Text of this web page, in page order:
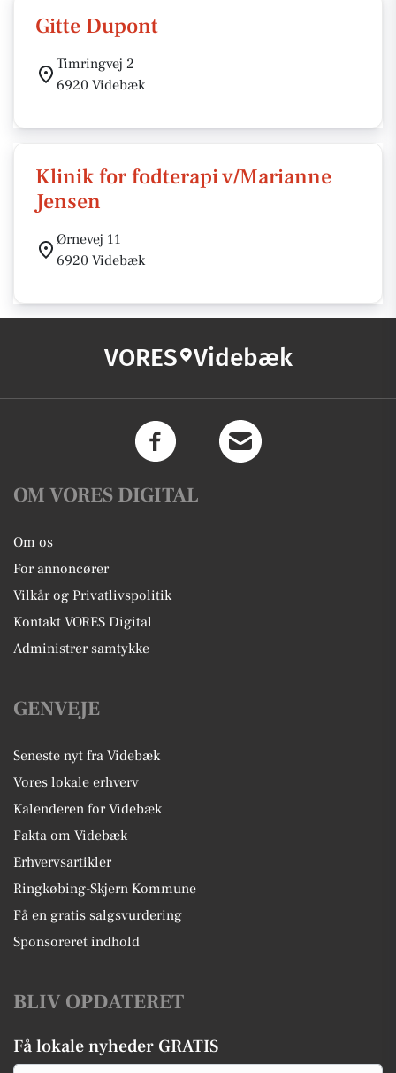
Gitte Dupont
Timringvej 2
6920 Videbæk
Klinik for fodterapi v/Marianne
Jensen
Ørnevej 11
6920 Videbæk
VORES Videbæk
OM VORES DIGITAL
Om os
For annoncører
Vilkår og Privatlivspolitik
Kontakt VORES Digital
Administrer samtykke
GENVEJE
Seneste nyt fra Videbæk
Vores lokale erhverv
Kalenderen for Videbæk
Fakta om Videbæk
Erhvervsartikler
Ringkøbing-Skjern Kommune
Få en gratis salgsvurdering
Sponsoreret indhold
BLIV OPDATERET
Få lokale nyheder GRATIS